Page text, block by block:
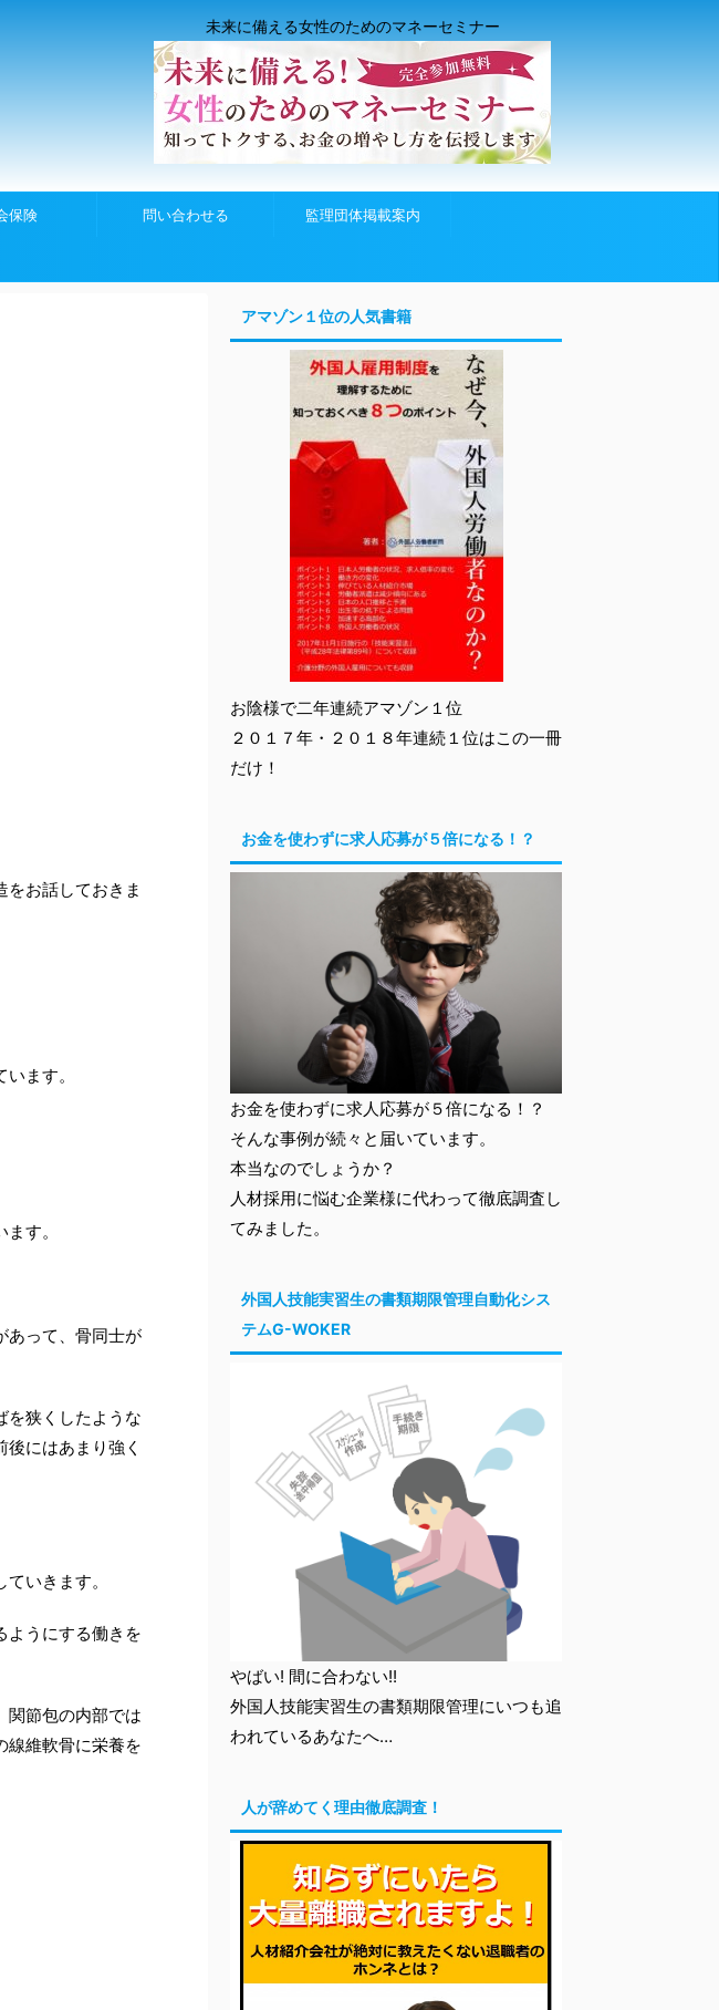
未来に備える女性のためのマネーセミナー
保険 問い合わせる 監理団体掲載案内
お話しておきま
ます。
す。
あって、骨同士が
を狭くしたような
にはあまり強く
いきます。
ようにする働きを
関節包の内部では
線維軟骨に栄養を
アマゾン１位の人気書籍
お陰様で二年連続アマゾン１位
２０１７年・２０１８年連続１位はこの一冊
だけ！
お金を使わずに求人応募が５倍になる！？
お金を使わずに求人応募が５倍になる！？
そんな事例が続々と届いています。
本当なのでしょうか？
人材採用に悩む企業様に代わって徹底調査し
てみました。
外国人技能実習生の書類期限管理自動化シス
テムG-WOKER
やばい! 間に合わない!!
外国人技能実習生の書類期限管理にいつも追
われているあなたへ…
人が辞めてく理由徹底調査！